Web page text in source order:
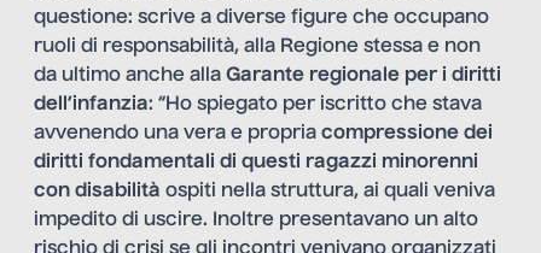
questione: scrive a diverse figure che occupano
ruoli di responsabilità, alla Regione stessa e non
da ultimo anche alla Garante regionale per i diritti
dell’infanzia: “Ho spiegato per iscritto che stava
avvenendo una vera e propria compressione dei
diritti fondamentali di questi ragazzi minorenni
con disabilità ospiti nella struttura, ai quali veniva
impedito di uscire. Inoltre presentavano un alto
rischio di crisi se gli incontri venivano organizzati